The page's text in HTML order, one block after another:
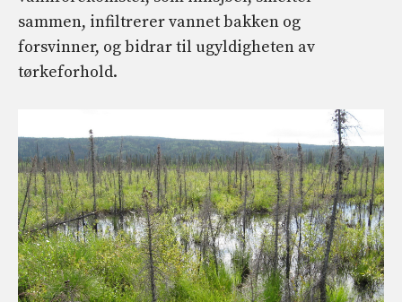
sammen, infiltrerer vannet bakken og
forsvinner, og bidrar til ugyldigheten av
tørkeforhold.